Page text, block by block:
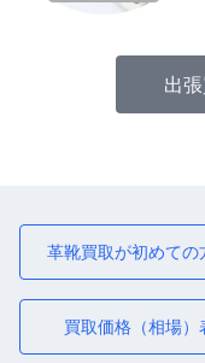
出
革靴買取が初めての
買取価格（相場）